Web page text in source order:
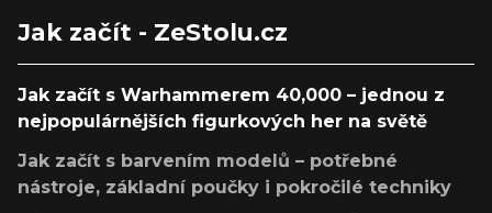
Jak začít - ZeStolu.cz
Jak začít s Warhammerem 40,000 – jednou z
nejpopulárnějších figurkových her na světě
Jak začít s barvením modelů – potřebné
nástroje, základní poučky i pokročilé techniky